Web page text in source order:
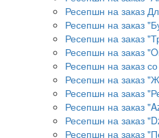
Ресепшн на заказ
Ресепшн на заказ
Ресепшн на заказ
Ресепшн на заказ
Ресепшн на заказ
Ресепшн на заказ
Ресепшн на заказ
Ресепшн на заказ
Ресепшн на заказ
Ресепшн на заказ